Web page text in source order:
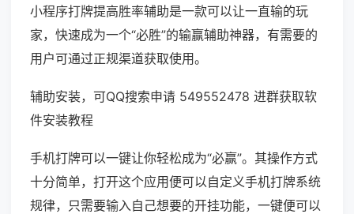
小程序打牌提高胜率辅助是一款可以让一直输的玩
家，快速成为一个“必胜”的输赢辅助神器，有需要的
用户可通过正规渠道获取使用。
辅助安装，可QQ搜索申请 549552478 进群获取软
件安装教程
手机打牌可以一键让你轻松成为“必赢”。其操作方式
十分简单，打开这个应用便可以自定义手机打牌系统
规律，只需要输入自己想要的开挂功能，一键便可以